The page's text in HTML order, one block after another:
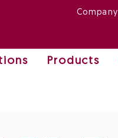
Products
Company